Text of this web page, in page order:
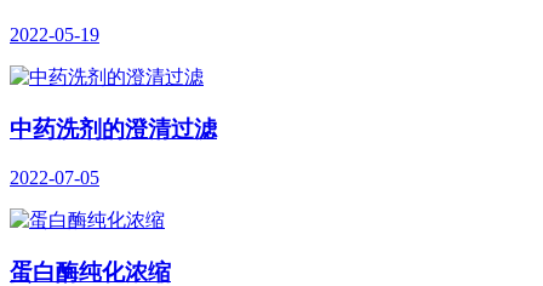
2022-05-19
中药洗剂的澄清过滤
2022-07-05
蛋白酶纯化浓缩